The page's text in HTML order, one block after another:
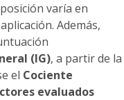
varía en
Además,
(IG), a partir de la
el Cociente
evaluados